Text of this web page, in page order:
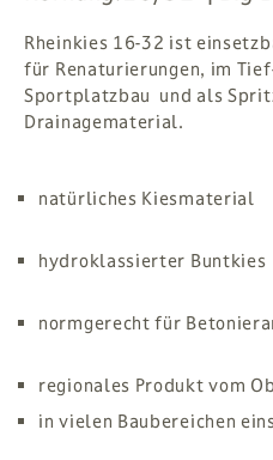
Rheinkies 16-32 ist
für Renaturierungen, im
Sportplatzbau und als
natürliches
normgerecht für
regionales Produkt
in vielen Baubereichen